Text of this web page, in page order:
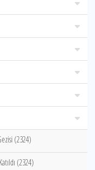
(2324)
(2324)